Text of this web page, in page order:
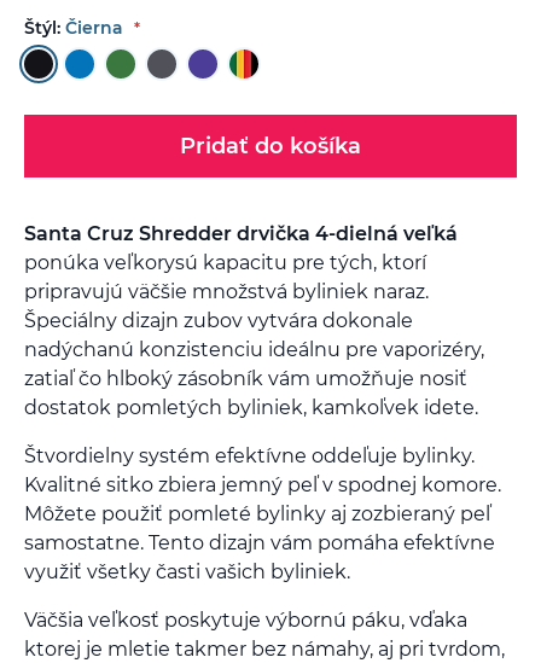
Štýl: Čierna
Pridať do košíka
Santa Cruz Shredder drvička 4-dielná veľká
ponúka veľkorysú kapacitu pre tých, ktorí
pripravujú väčšie množstvá byliniek naraz.
Špeciálny dizajn zubov vytvára dokonale
nadýchanú konzistenciu ideálnu pre vaporizéry,
zatiaľ čo hlboký zásobník vám umožňuje nosiť
dostatok pomletých byliniek, kamkoľvek idete.
Štvordielny systém efektívne oddeľuje bylinky.
Kvalitné sitko zbiera jemný peľ v spodnej komore.
Môžete použiť pomleté bylinky aj zozbieraný peľ
samostatne. Tento dizajn vám pomáha efektívne
využiť všetky časti vašich byliniek.
Väčšia veľkosť poskytuje výbornú páku, vďaka
ktorej je mletie takmer bez námahy, aj pri tvrdom,